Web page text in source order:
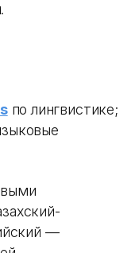
по лингвистике;
—